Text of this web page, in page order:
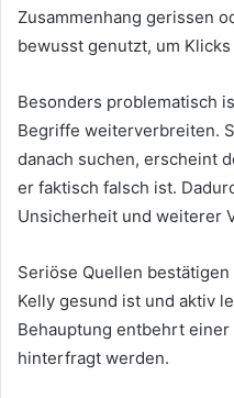
Zusammenhang gerissen
bewusst genutzt, um
Besonders problematisch
Begriffe weiterverbreiten.
danach suchen, erscheint
er faktisch falsch ist.
Unsicherheit und weiterer
Seriöse Quellen
Kelly gesund ist und aktiv
Behauptung entbehrt
hinterfragt werden.